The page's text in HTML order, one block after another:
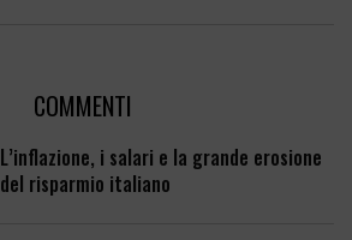
COMMENTI
L’inflazione, i salari e la grande erosione
del risparmio italiano